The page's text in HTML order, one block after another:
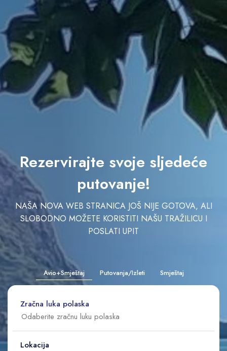
Rezervirajte svoje sljedeće
putovanje!
NAŠA NOVA WEB STRANICA JOŠ NIJE GOTOVA, ALI
SLOBODNO MOŽETE KORISTITI NAŠU TRAŽILICU I
POSLATI UPIT
Avio+Smještaj Putovanja/Izleti Smještaj
Zračna luka polaska
Lokacija